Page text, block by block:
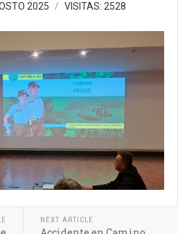
2025 VISITAS: 2528
NEXT ARTICLE